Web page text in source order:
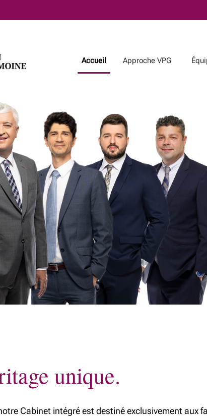
au
Accueil Approche VPG
Équipe dédiée
Notre équipe
Équipe interne de spécialistes
Articles
Bulletin VPG
Stratégies de
fiscale et
Articles publiés
unique.
Cabinet intégré est destiné exclusivement aux